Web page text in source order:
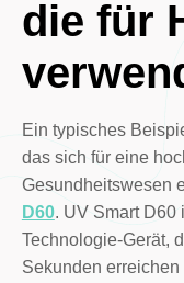
die für
Ein typisches
das sich für eine
Gesundheitswesen
D60. UV Smart D60
Technologie-Gerät,
Sekunden